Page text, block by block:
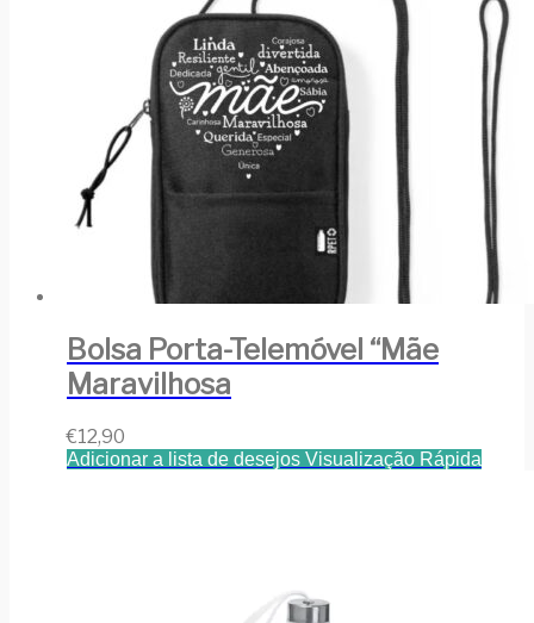
Bolsa Porta-Telemóvel “Mãe
Maravilhosa
€12,90
Adicionar a lista de desejos Visualização Rápida